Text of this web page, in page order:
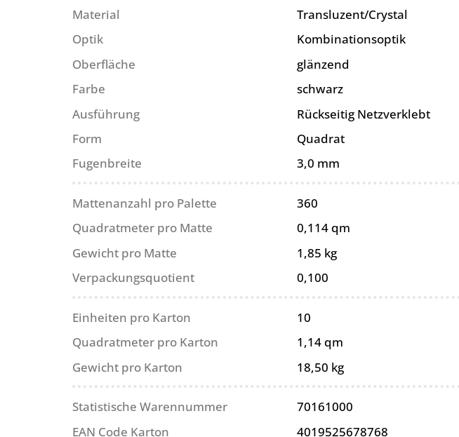
Material
Transluzent/Crystal
Optik
Kombinationsoptik
Oberfläche
glänzend
Farbe
schwarz
Ausführung
Rückseitig Netzverklebt
Form
Quadrat
Fugenbreite
3,0 mm
Mattenanzahl pro Palette
360
Quadratmeter pro Matte
0,114 qm
Gewicht pro Matte
1,85 kg
Verpackungsquotient
0,100
Einheiten pro Karton
10
Quadratmeter pro Karton
1,14 qm
Gewicht pro Karton
18,50 kg
Statistische Warennummer
70161000
EAN Code Karton
4019525678768